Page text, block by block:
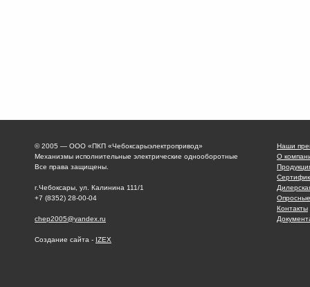
© 2005 — ООО «ПКП «Чебоксарыэлектропривод»
Механизмы исполнительные электрические однооборотные
Все права защищены.
г.Чебоксары, ул. Калинина 111/1
+7 (8352) 28-00-04
chep2005@yandex.ru
Создание сайта - IZEX
Наши
О
Контакты